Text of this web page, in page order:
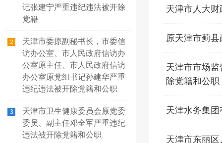
记张建宁严重违纪违法被开除
党籍
2
天津市委原副秘书长，市委信
访办公室、市人民政府信访办
公室原主任、市人民政府信访
办公室原党组书记孙建华严重
违纪违法被开除党籍和公职
3
天津市卫生健康委员会原党委
委员、副主任邓全军严重违纪
违法被开除党籍和公职
天津市人大
原天津市蓟
天津市市场
除党籍和公职
天津水务集
天津市东丽